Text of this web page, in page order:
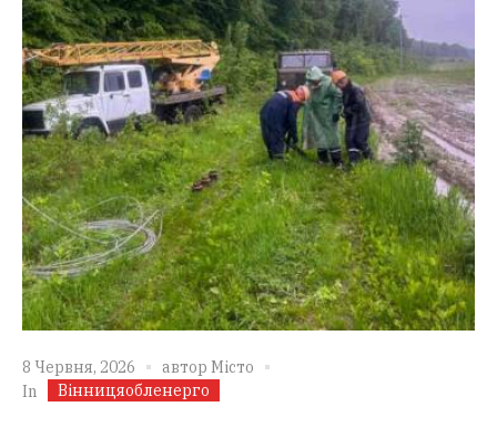
8 Червня, 2026 автор Місто
In
Вінницяобленерго